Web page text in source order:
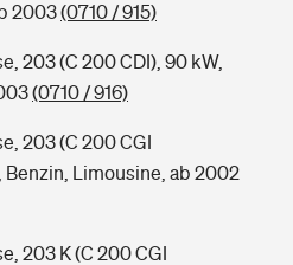
2003(0710 / 915)
203 (C 200 CDI), 90 kW,
(0710 / 916)
203 (C 200 CGI
Benzin, Limousine, ab 2002
203 K (C 200 CGI